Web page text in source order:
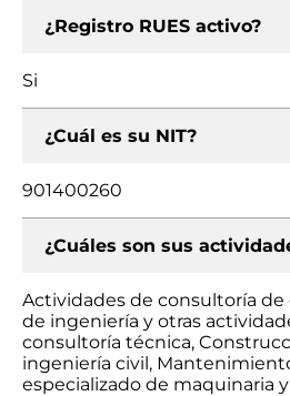
¿Registro RUES activo?
Si
¿Cuál es su NIT?
901400260
¿Cuáles son sus
Actividades de consultoría
de ingeniería y otras
consultoría técnica,
ingeniería civil,
especializado de maquinaria